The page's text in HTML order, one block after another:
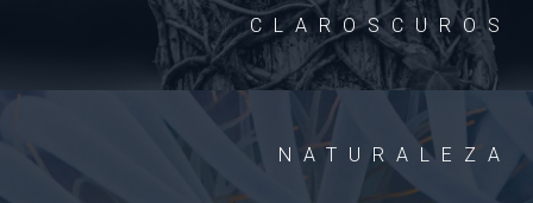
CLAROSCUROS
NATURALEZA